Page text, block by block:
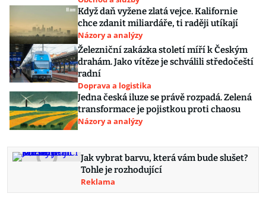
Když daň vyžene zlatá vejce. Kalifornie
chce zdanit miliardáře, ti raději utíkají
Názory a analýzy
Železniční zakázka století míří k Českým
drahám. Jako vítěze je schválili středočeští
radní
Doprava a logistika
Jedna česká iluze se právě rozpadá. Zelená
transformace je pojistkou proti chaosu
Názory a analýzy
Jak vybrat barvu, která vám bude slušet?
Tohle je rozhodující
Reklama